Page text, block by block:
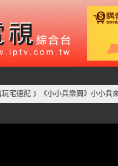
玩宅速配 》 《小小兵樂園》小小兵